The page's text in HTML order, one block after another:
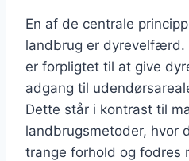
En af de centrale
landbrug er dyrevelfærd.
er forpligtet til at give
adgang til
Dette står i kontrast til
landbrugsmetoder, hvor
trange forhold og fodres